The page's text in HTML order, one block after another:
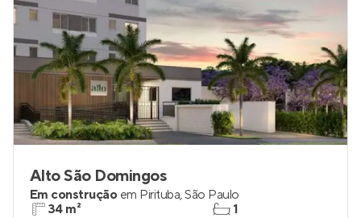
Alto São Domingos
Em construção em Pirituba,São Paulo
34 m²
1